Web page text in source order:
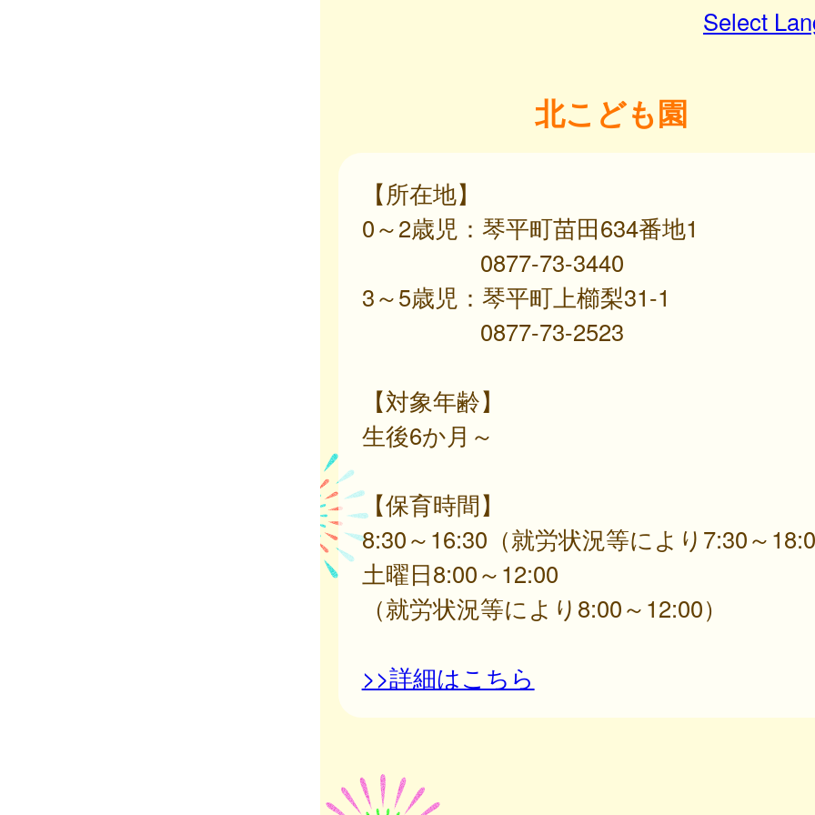
Select
北こども園
【所在地】
0～2歳児：琴平町苗田634番地1
0877-73-3440
3～5歳児：琴平町上櫛梨31-1
0877-73-2523
【対象年齢】
生後6か月～
【保育時間】
8:30～16:30（就労状況等により7:30～
土曜日8:00～12:00
（就労状況等により8:00～12:00）
>>詳細はこちら